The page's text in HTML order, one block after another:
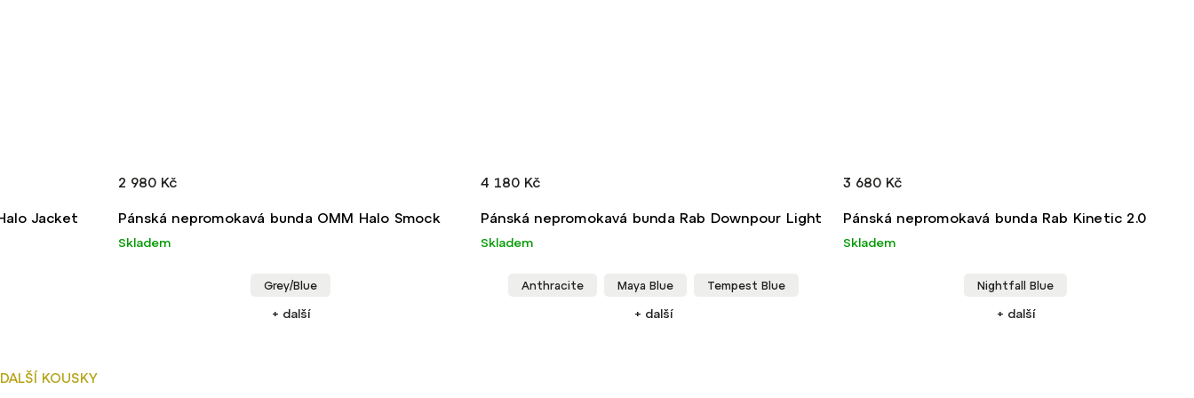
Jacket Pánská nepromokavá bunda OMM Halo Smock
Skladem
2 980 Kč
Grey/Blue
+ další
Pánská nepromokavá bunda Rab Downpour Light
Skladem
4 180 Kč
Anthracite Maya Blue Tempest Blue
+ další
Pánská nepromokavá bunda Rab Kinetic 2.0
Skladem
3 680 Kč
Nightfall Blue
+ další